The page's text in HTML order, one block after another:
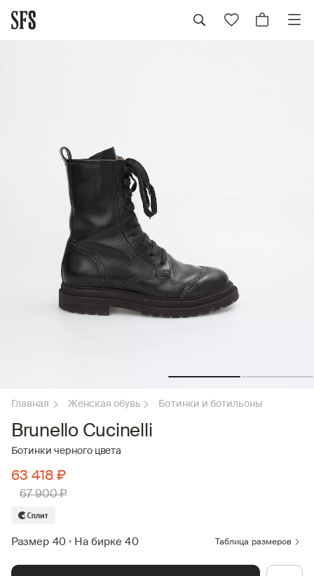
Главная Женская обувь Ботинки и ботильоны
Brunello Cucinelli
Ботинки черного цвета
63 418 ₽
67 900 ₽
Размер 40 • На бирке 40 Таблица размеров